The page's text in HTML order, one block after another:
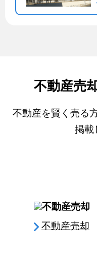
不動産売
不動産を賢く売る
掲載
不動産売却